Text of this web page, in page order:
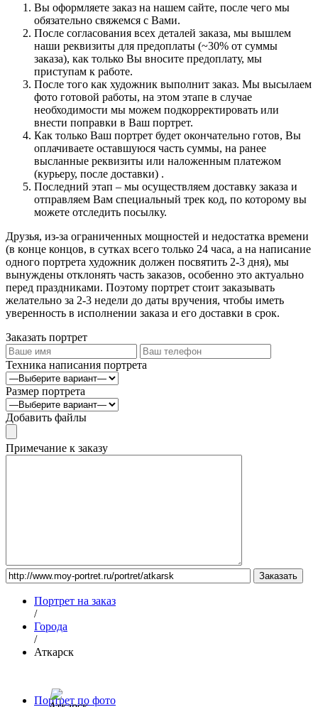
Вы оформляете заказ на нашем сайте, после чего мы
обязательно свяжемся с Вами.
После согласования всех деталей заказа, мы вышлем
наши реквизиты для предоплаты (~30% от суммы
заказа), как только Вы вносите предоплату, мы
приступам к работе.
После того как художник выполнит заказ. Мы высылаем
фото готовой работы, на этом этапе в случае
необходимости мы можем подкорректировать или
внести поправки в Ваш портрет.
Как только Ваш портрет будет окончательно готов, Вы
оплачиваете оставшуюся часть суммы, на ранее
высланные реквизиты или наложенным платежом
(курьеру, после доставки) .
Последний этап – мы осуществляем доставку заказа и
отправляем Вам специальный трек код, по которому вы
можете отследить посылку.
Друзья, из-за ограниченных мощностей и недостатка времени
(в конце концов, в сутках всего только 24 часа, а на написание
одного портрета художник должен посвятить 2-3 дня), мы
вынуждены отклонять часть заказов, особенно это актуально
перед праздниками. Поэтому портрет стоит заказывать
желательно за 2-3 недели до даты вручения, чтобы иметь
уверенность в исполнении заказа и его доставки в срок.
Заказать портрет
Техника написания портрета
Размер портрета
Добавить файлы
Примечание к заказу
Портрет на заказ
/
Города
/
Аткарск
Портрет по фото